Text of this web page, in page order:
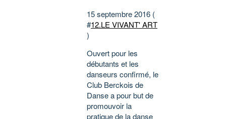
15 septembre 2016 (
#12.LE VIVANT' ART
)
Ouvert pour les
débutants et les
danseurs confirmé, le
Club Berckois de
Danse a pour but de
promouvoir la
pratique de la danse